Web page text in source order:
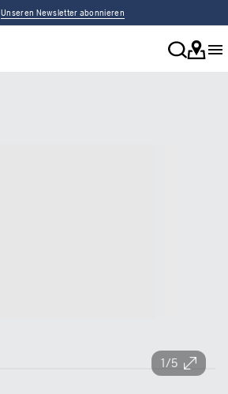
Unseren Newsletter abonnieren
1/5